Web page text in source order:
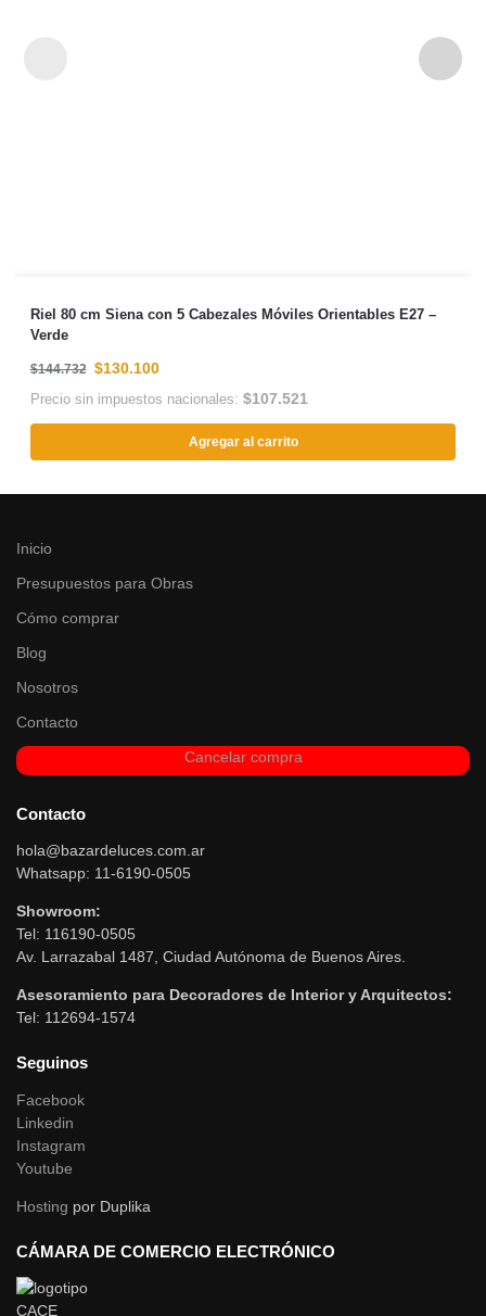
Riel 80 cm Siena con 5 Cabezales Móviles Orientables E27 –
Verde
$144.732 $130.100
Precio sin impuestos nacionales: $107.521
Agregar al carrito
Inicio
Presupuestos para Obras
Cómo comprar
Blog
Nosotros
Contacto
Cancelar compra
Contacto
hola@bazardeluces.com.ar
Whatsapp: 11-6190-0505
Showroom:
Tel: 116190-0505
Av. Larrazabal 1487, Ciudad Autónoma de Buenos Aires.
Asesoramiento para Decoradores de Interior y Arquitectos:
Tel: 112694-1574
Seguinos
Facebook
Linkedin
Instagram
Youtube
Hosting por Duplika
CÁMARA DE COMERCIO ELECTRÓNICO